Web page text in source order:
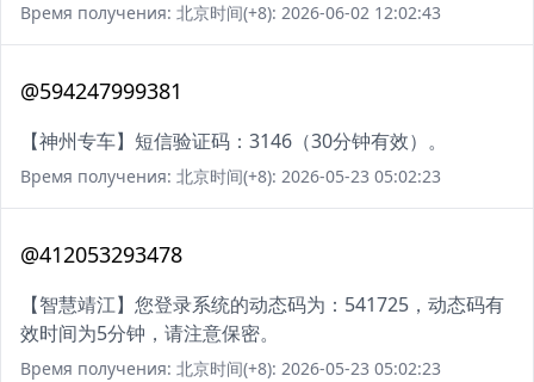
Время получения: 北京时间(+8): 2026-06-02 12:02:43
@594247999381
【神州专车】短信验证码：3146（30分钟有效）。
Время получения: 北京时间(+8): 2026-05-23 05:02:23
@412053293478
【智慧靖江】您登录系统的动态码为：541725，动态码有
效时间为5分钟，请注意保密。
Время получения: 北京时间(+8): 2026-05-23 05:02:23